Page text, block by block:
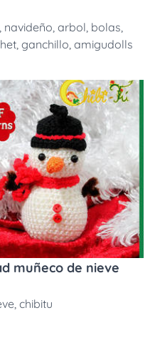
, navideño, arbol, bolas,
, ganchillo, amigudolls
muñeco de nieve
, chibitu